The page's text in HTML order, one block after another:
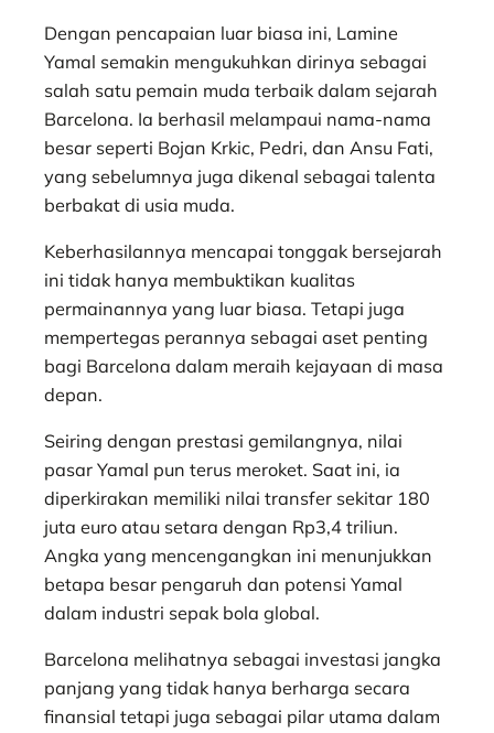
Dengan pencapaian luar biasa ini, Lamine
Yamal semakin mengukuhkan dirinya sebagai
salah satu pemain muda terbaik dalam sejarah
Barcelona. Ia berhasil melampaui nama-nama
besar seperti Bojan Krkic, Pedri, dan Ansu Fati,
yang sebelumnya juga dikenal sebagai talenta
berbakat di usia muda.
Keberhasilannya mencapai tonggak bersejarah
ini tidak hanya membuktikan kualitas
permainannya yang luar biasa. Tetapi juga
mempertegas perannya sebagai aset penting
bagi Barcelona dalam meraih kejayaan di masa
depan.
Seiring dengan prestasi gemilangnya, nilai
pasar Yamal pun terus meroket. Saat ini, ia
diperkirakan memiliki nilai transfer sekitar 180
juta euro atau setara dengan Rp3,4 triliun.
Angka yang mencengangkan ini menunjukkan
betapa besar pengaruh dan potensi Yamal
dalam industri sepak bola global.
Barcelona melihatnya sebagai investasi jangka
panjang yang tidak hanya berharga secara
finansial tetapi juga sebagai pilar utama dalam